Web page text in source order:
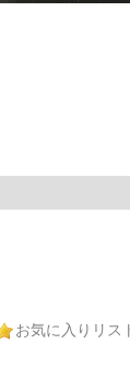
お気に入りリス